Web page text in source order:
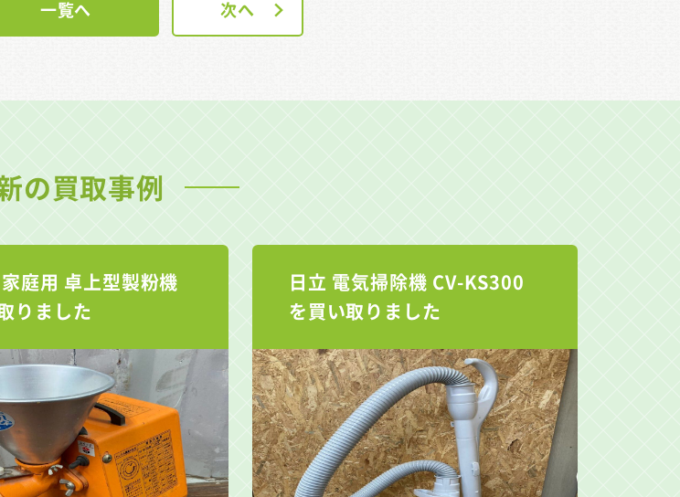
一覧へ 次へ
の買取事例
庭用 卓上型製粉機
りました
日立 電気掃除機 CV-KS300
を買い取りました